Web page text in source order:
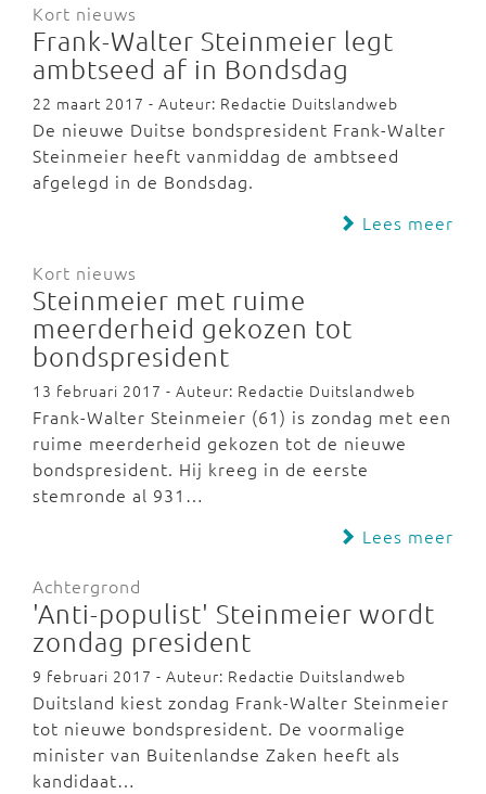
Kort nieuws
Frank-Walter Steinmeier legt
ambtseed af in Bondsdag
22 maart 2017 - Auteur: Redactie Duitslandweb
De nieuwe Duitse bondspresident Frank-Walter
Steinmeier heeft vanmiddag de ambtseed
afgelegd in de Bondsdag.
Lees meer
Kort nieuws
Steinmeier met ruime
meerderheid gekozen tot
bondspresident
13 februari 2017 - Auteur: Redactie Duitslandweb
Frank-Walter Steinmeier (61) is zondag met een
ruime meerderheid gekozen tot de nieuwe
bondspresident. Hij kreeg in de eerste
stemronde al 931…
Lees meer
Achtergrond
'Anti-populist' Steinmeier wordt
zondag president
9 februari 2017 - Auteur: Redactie Duitslandweb
Duitsland kiest zondag Frank-Walter Steinmeier
tot nieuwe bondspresident. De voormalige
minister van Buitenlandse Zaken heeft als
kandidaat…